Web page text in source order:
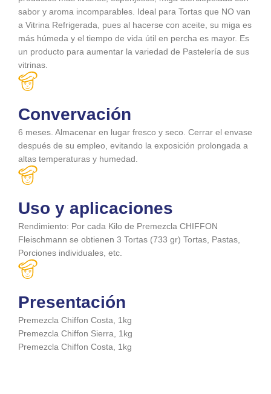
sabor y aroma incomparables. Ideal para Tortas que NO van
a Vitrina Refrigerada, pues al hacerse con aceite, su miga es
más húmeda y el tiempo de vida útil en percha es mayor. Es
un producto para aumentar la variedad de Pastelería de sus
vitrinas.
Convervación
6 meses. Almacenar en lugar fresco y seco. Cerrar el envase
después de su empleo, evitando la exposición prolongada a
altas temperaturas y humedad.
Uso y aplicaciones
Rendimiento: Por cada Kilo de Premezcla CHIFFON
Fleischmann se obtienen 3 Tortas (733 gr) Tortas, Pastas,
Porciones individuales, etc.
Presentación
Premezcla Chiffon Costa, 1kg
Premezcla Chiffon Sierra, 1kg
Premezcla Chiffon Costa, 1kg